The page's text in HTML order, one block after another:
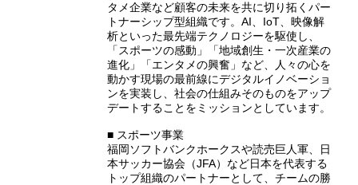
タメ企業など顧客の未来を共に切り拓くパー
トナーシップ型組織です。AI、IoT、映像解
析といった最先端テクノロジーを駆使し、
「スポーツの感動」「地域創生・一次産業の
進化」「エンタメの興奮」など、人々の心を
動かす現場の最前線にデジタルイノベーショ
ンを実装し、社会の仕組みそのものをアップ
デートすることをミッションとしています。
■ スポーツ事業
福岡ソフトバンクホークスや読売巨人軍、日
本サッカー協会（JFA）など日本を代表する
トップ組織のパートナーとして、チームの勝